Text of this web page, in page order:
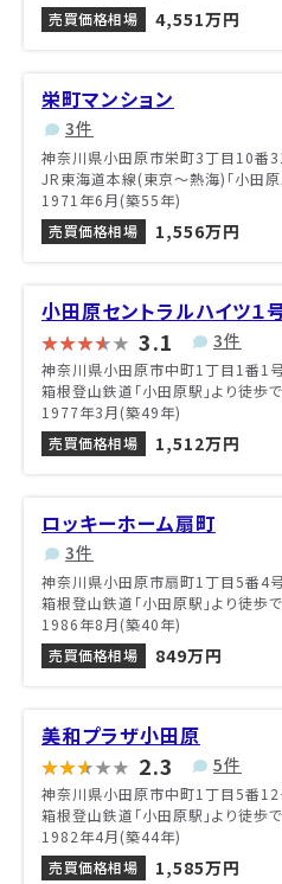
売買価格相場
4,551万円
栄町マンション
3件
神奈川県小田原市栄町3丁目10番
JR東海道本線(東京～熱海)「小田原
1971年6月(築55年)
売買価格相場
1,556万円
小田原セントラルハイツ１
3.1 3件
神奈川県小田原市中町1丁目1番1
箱根登山鉄道「小田原駅」より徒歩
1977年3月(築49年)
売買価格相場
1,512万円
ロッキーホーム扇町
3件
神奈川県小田原市扇町1丁目5番4
箱根登山鉄道「小田原駅」より徒歩
1986年8月(築40年)
売買価格相場
849万円
美和プラザ小田原
2.3 5件
神奈川県小田原市中町1丁目5番12
箱根登山鉄道「小田原駅」より徒歩
1982年4月(築44年)
売買価格相場
1,585万円